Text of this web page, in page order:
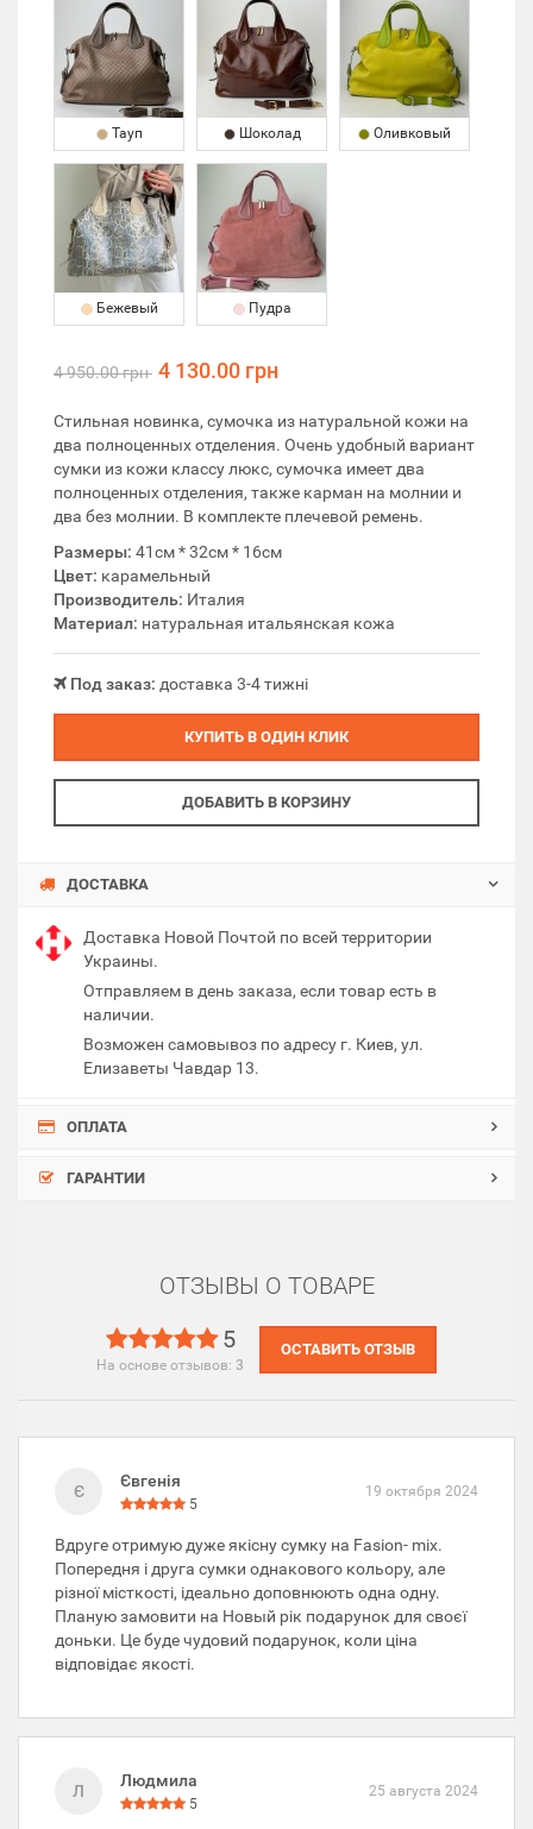
Тауп Шоколад Оливковый
Бежевый Пудра
4 950.00 грн 4 130.00 грн
Стильная новинка, сумочка из натуральной кожи на
два полноценных отделения. Очень удобный вариант
сумки из кожи классу люкс, сумочка имеет два
полноценных отделения, также карман на молнии и
два без молнии. В комплекте плечевой ремень.
Размеры: 41см * 32см * 16см
Цвет: карамельный
Производитель: Италия
Материал: натуральная итальянская кожа
Под заказ: доставка 3-4 тижні
КУПИТЬ В ОДИН КЛИК
ДОБАВИТЬ В КОРЗИНУ
ДОСТАВКА
Доставка Новой Почтой по всей территории
Украины.
Отправляем в день заказа, если товар есть в
наличии.
Возможен самовывоз по адресу г. Киев, ул.
Елизаветы Чавдар 13.
ОПЛАТА
ГАРАНТИИ
ОТЗЫВЫ О ТОВАРЕ
5
На основе отзывов: 3
ОСТАВИТЬ ОТЗЫВ
Є
Євгенія
5
19 октября 2024
Вдруге отримую дуже якісну сумку на Fasion- mix.
Попередня і друга сумки однакового кольору, але
різної місткості, ідеально доповнюють одна одну.
Планую замовити на Новый рік подарунок для своєї
доньки. Це буде чудовий подарунок, коли ціна
відповідає якості.
Л
Людмила
5
25 августа 2024